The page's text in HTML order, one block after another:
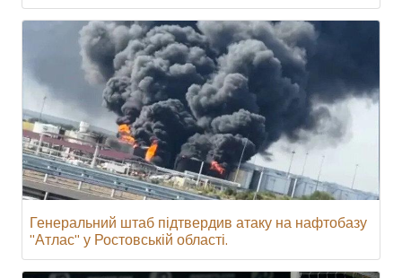
Генеральний штаб підтвердив атаку на нафтобазу
"Атлас" у Ростовській області.